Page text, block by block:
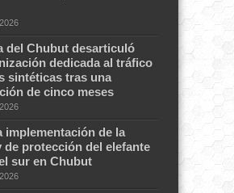
del Chubut desarticuló
dedicada al tráfico
sintéticas tras una
de cinco meses
implementación de la
de protección del elefante
sur en Chubut